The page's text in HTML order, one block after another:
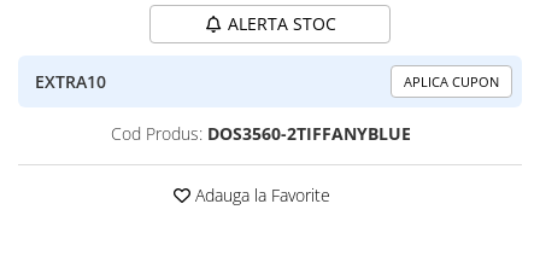
ALERTA STOC
EXTRA10 APLICA CUPON
Cod Produs: DOS3560-2TIFFANYBLUE
Adauga la Favorite